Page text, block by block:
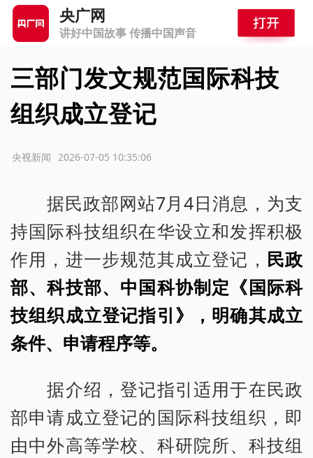
央广网
讲好中国故事 传播中国声音
三部门发文规范国际科技
组织成立登记
2026-07-05 10:35:06
央视新闻
据民政部网站7月4日消息，为支
持国际科技组织在华设立和发挥积极
作用，进一步规范其成立登记， 民政
部、科技部、中国科协制定《国际科
技组织成立登记指引》，明确其成立
条件、申请程序等。
据介绍，登记指引适用于在民政
部申请成立登记的国际科技组织，即
由中外高等学校、科研院所、科技组